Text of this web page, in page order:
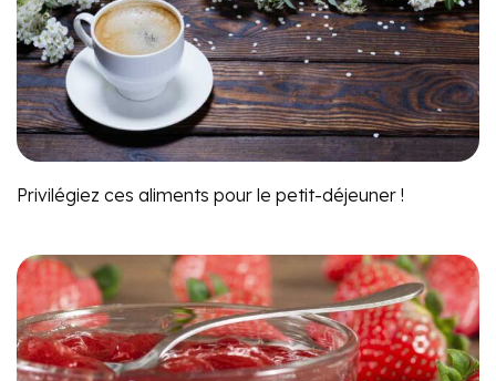
Privilégiez ces aliments pour le petit-déjeuner !